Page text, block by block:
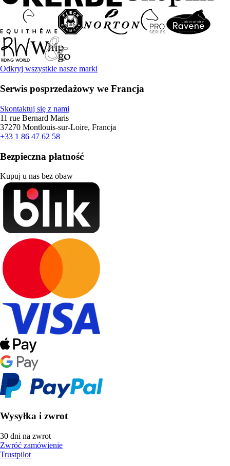
Odkryj wszystkie nasze marki
Serwis posprzedażowy we Francja
Skontaktuj się z nami
11 rue Bernard Maris
37270 Montlouis-sur-Loire, Francja
+33 1 86 47 62 58
Bezpieczna płatność
Kupuj u nas bez obaw
Wysyłka i zwrot
30 dni na zwrot
Zwróć zamówienie
Trustpilot